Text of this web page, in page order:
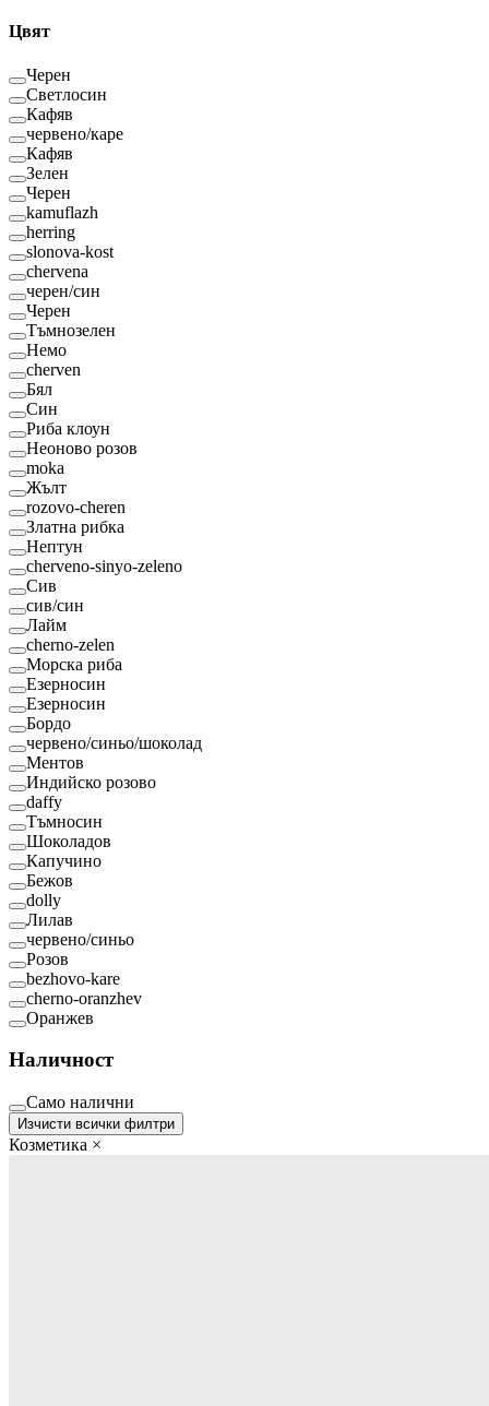
Цвят
Черен
Светлосин
Кафяв
червено/каре
Кафяв
Зелен
Черен
kamuflazh
herring
slonova-kost
chervena
черен/син
Черен
Тъмнозелен
Немо
cherven
Бял
Син
Риба клоун
Неоново розов
moka
Жълт
rozovo-cheren
Златна рибка
Нептун
cherveno-sinyo-zeleno
Сив
сив/син
Лайм
cherno-zelen
Морска риба
Езерносин
Езерносин
Бордо
червено/синьо/шоколад
Ментов
Индийско розово
daffy
Тъмносин
Шоколадов
Капучино
Бежов
dolly
Лилав
червено/синьо
Розов
bezhovo-kare
cherno-oranzhev
Оранжев
Наличност
Само налични
Изчисти всички филтри
Козметика ×